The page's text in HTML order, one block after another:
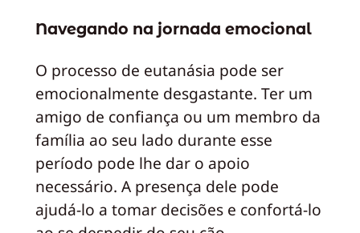
Navegando na jornada emocional
O processo de eutanásia pode ser
emocionalmente desgastante. Ter um
amigo de confiança ou um membro da
família ao seu lado durante esse
período pode lhe dar o apoio
necessário. A presença dele pode
ajudá-lo a tomar decisões e confortá-lo